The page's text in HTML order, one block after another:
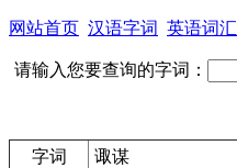
网站首页 汉语字词 英语词汇
请输入您要查询的字词：
字词 诹谋